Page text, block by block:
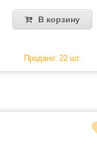
В корзину
Продано: 22 шт.